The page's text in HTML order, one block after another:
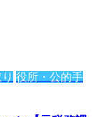
役所・公的手